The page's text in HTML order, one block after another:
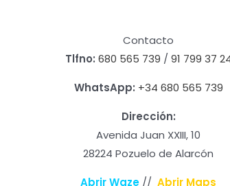
Contacto
Tlfno: 680 565 739 / 91 799 37
WhatsApp: +34 680 565 739
Dirección:
Avenida Juan XXIII, 10
28224 Pozuelo de Alarcón
Abrir Waze //Abrir Maps